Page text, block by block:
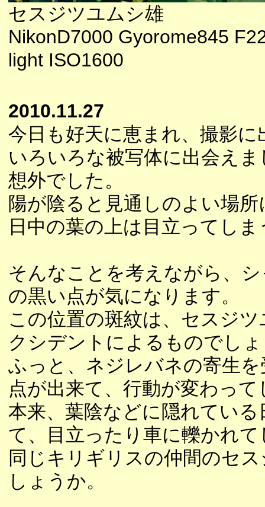
セスジツユムシ雄
NikonD7000 Gyorome845
light ISO1600
2010.11.27
今日も好天に恵まれ、撮影に
いろいろな被写体に出会え
想外でした。
陽が陰ると見通しのよい場
日中の葉の上は目立ってし
そんなことを考えながら、
の黒い点が気になります。
この位置の斑紋は、セスジ
クシデントによるものでし
ふっと、ネジレバネの寄生
点が出来て、行動が変わっ
本来、葉陰などに隠れてい
て、目立ったり車に轢かれ
同じキリギリスの仲間のセ
しょうか。